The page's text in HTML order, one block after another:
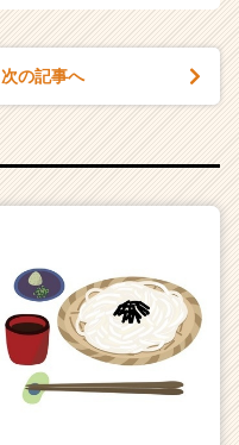
次の記事へ